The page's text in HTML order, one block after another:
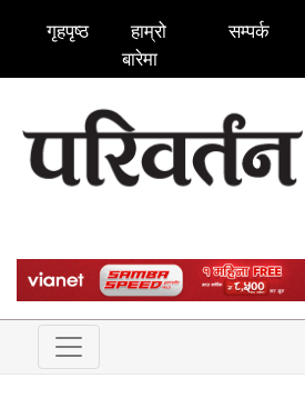
गृहपृष्ठ
हाम्रो
बारेमा
सम्पर्क